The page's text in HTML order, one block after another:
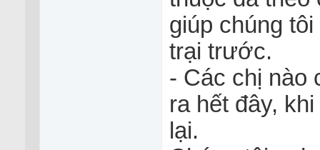
giúp chúng
trại trước.
- Các chị nào
ra hết đây,
lại.